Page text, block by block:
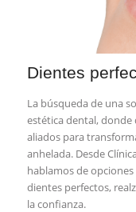
Dientes
La búsqueda de una
estética dental,
aliados para
anhelada. Desde
hablamos de
dientes perfectos,
la confianza.